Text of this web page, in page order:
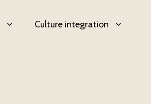
Culture integration